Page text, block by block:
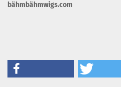
bähmbähmwigs.com